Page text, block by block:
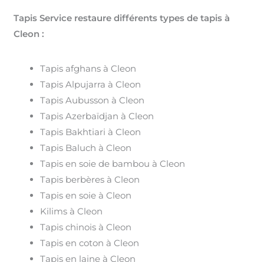
Tapis Service restaure différents types de tapis à
Cleon :
Tapis afghans à Cleon
Tapis Alpujarra à Cleon
Tapis Aubusson à Cleon
Tapis Azerbaïdjan à Cleon
Tapis Bakhtiari à Cleon
Tapis Baluch à Cleon
Tapis en soie de bambou à Cleon
Tapis berbères à Cleon
Tapis en soie à Cleon
Kilims à Cleon
Tapis chinois à Cleon
Tapis en coton à Cleon
Tapis en laine à Cleon